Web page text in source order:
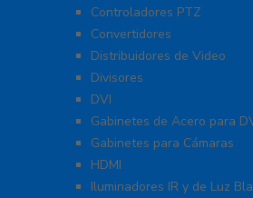
Controladores PTZ
Convertidores
Distribuidores de Video
Divisores
DVI
Gabinetes de Acero para
Gabinetes para Cámaras
HDMI
Iluminadores IR y de Luz